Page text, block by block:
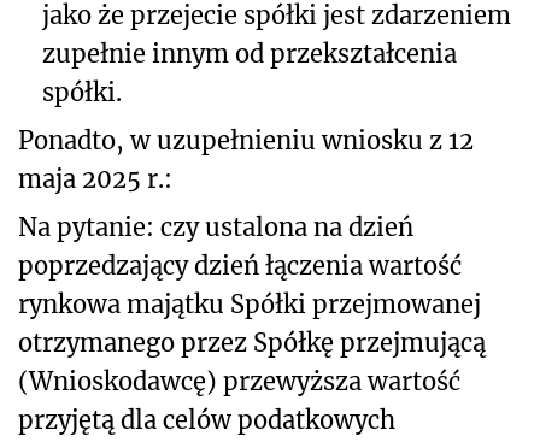
jako że przejecie spółki jest zdarzeniem
zupełnie innym od przekształcenia
spółki.
Ponadto, w uzupełnieniu wniosku z 12
maja 2025 r.:
Na pytanie: czy ustalona na dzień
poprzedzający dzień łączenia wartość
rynkowa majątku Spółki przejmowanej
otrzymanego przez Spółkę przejmującą
(Wnioskodawcę) przewyższa wartość
przyjętą dla celów podatkowych